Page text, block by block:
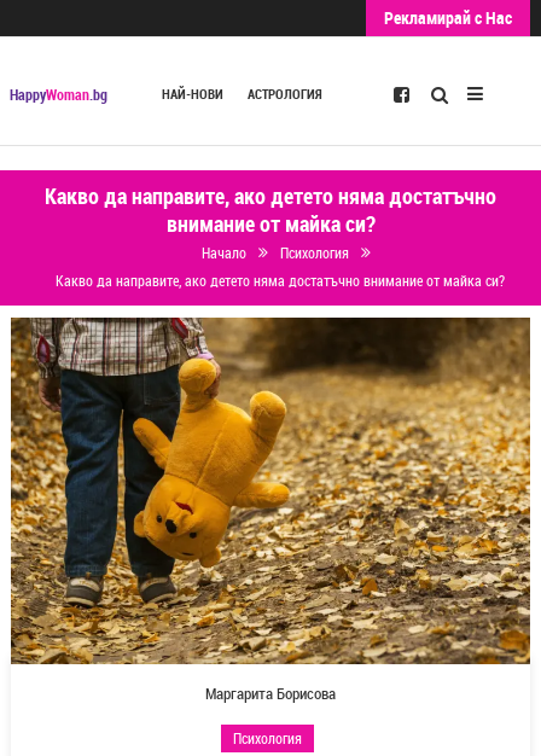
Рекламирай с Нас
HappyWoman.bg НАЙ-НОВИ АСТРОЛОГИЯ Търсене
Какво да направите, ако детето няма достатъчно
внимание от майка си?
Начало
Психология
Какво да направите, ако детето няма достатъчно внимание от майка си?
Маргарита Борисова
Психология